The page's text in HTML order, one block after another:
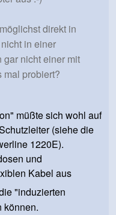
direkt in
in einer
gar nicht einer mit
mal probiert?
müßte sich wohl auf
(siehe die
1220E).
und
Kabel aus
"induzierten
können.